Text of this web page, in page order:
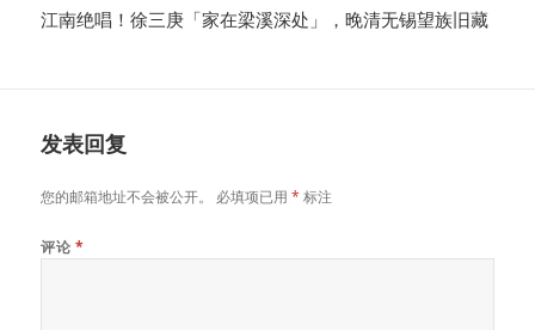
江南绝唱！徐三庚「家在梁溪深处」，晚清无锡望族旧藏
发表回复
您的邮箱地址不会被公开。 必填项已用* 标注
评论 *